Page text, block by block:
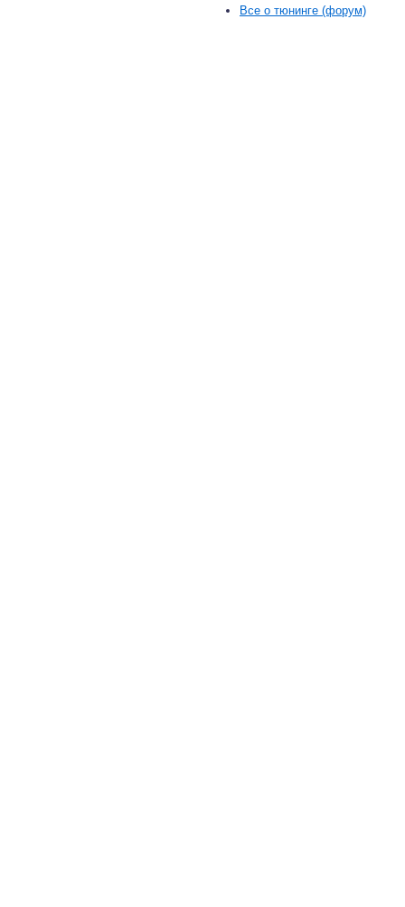
Все о тюнинге (форум)